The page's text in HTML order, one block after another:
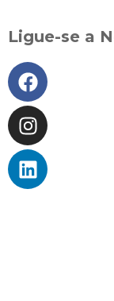
Ligue-se a